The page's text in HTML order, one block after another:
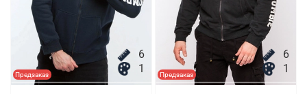
Предзаказ
6
1
Предзаказ
6
1